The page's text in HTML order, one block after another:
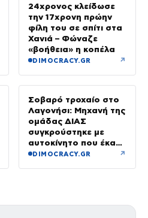
24χρονος κλείδωσε
την 17χρονη πρώην
φίλη του σε σπίτι στα
Χανιά – Φώναζε
«βοήθεια» η κοπέλα
DIMOCRACY.GR ↗
Σοβαρό τροχαίο στο
Λαγονήσι: Μηχανή της
ομάδας ΔΙΑΣ
συγκρούστηκε με
αυτοκίνητο που έκανε
αναστροφή – Δύο
DIMOCRACY.GR ↗